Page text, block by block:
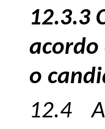
12.3.3
acordo
o
12.4